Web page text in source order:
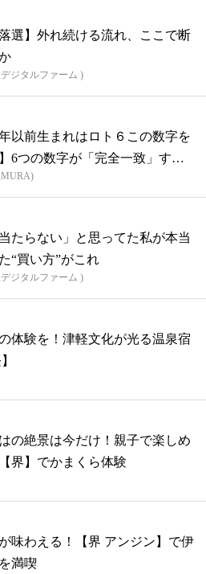
落選】外れ続ける流れ、ここで断
ジタルファーム )
年以前生まれはロト６この数字を
6つの数字が「完全一致」する
当たらない」と思ってた私が本当
“買い方”がこれ
ジタルファーム )
体験を！津軽文化が光る温泉宿
の絶景は今だけ！親子で楽しめ
界】でかまくら体験
味わえる！【界 アンジン】で伊
満喫